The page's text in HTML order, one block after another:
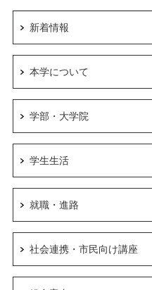
新着情報
本学について
学部・大学院
学生生活
就職・進路
社会連携・市民向け講座